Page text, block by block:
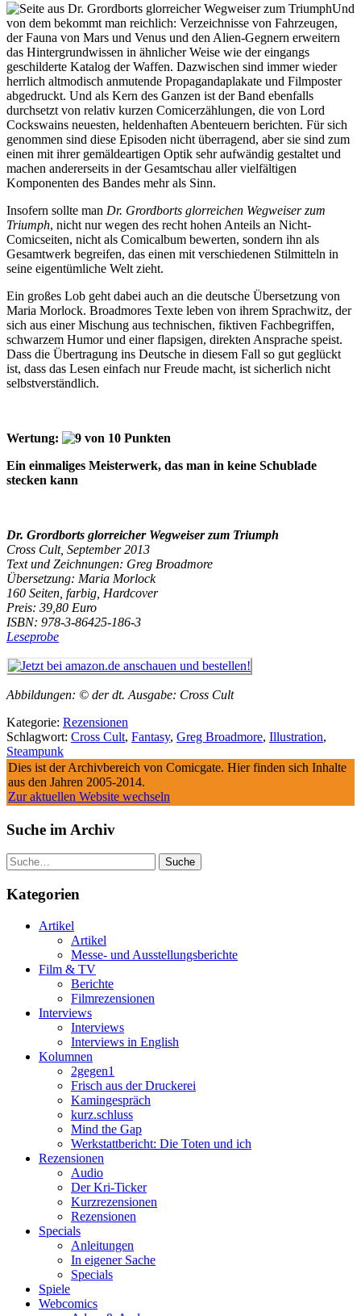
Und
von dem bekommt man reichlich: Verzeichnisse von Fahrzeugen,
der Fauna von Mars und Venus und den Alien-Gegnern erweitern
das Hintergrundwissen in ähnlicher Weise wie der eingangs
geschilderte Katalog der Waffen. Dazwischen sind immer wieder
herrlich altmodisch anmutende Propagandaplakate und Filmposter
abgedruckt. Und als Kern des Ganzen ist der Band ebenfalls
durchsetzt von relativ kurzen Comicerzählungen, die von Lord
Cockswains neuesten, heldenhaften Abenteuern berichten. Für sich
genommen sind diese Episoden nicht überragend, aber sie sind zum
einen mit ihrer gemäldeartigen Optik sehr aufwändig gestaltet und
machen andererseits in der Gesamtschau aller vielfältigen
Komponenten des Bandes mehr als Sinn.
Insofern sollte man Dr. Grordborts glorreichen Wegweiser zum
Triumph, nicht nur wegen des recht hohen Anteils an Nicht-
Comicseiten, nicht als Comicalbum bewerten, sondern ihn als
Gesamtwerk begreifen, das einen mit verschiedenen Stilmitteln in
seine eigentümliche Welt zieht.
Ein großes Lob geht dabei auch an die deutsche Übersetzung von
Maria Morlock. Broadmores Texte leben von ihrem Sprachwitz, der
sich aus einer Mischung aus technischen, fiktiven Fachbegriffen,
schwarzem Humor und einer flapsigen, direkten Ansprache speist.
Dass die Übertragung ins Deutsche in diesem Fall so gut geglückt
ist, dass das Lesen einfach nur Freude macht, ist sicherlich nicht
selbstverständlich.
Wertung:
Ein einmaliges Meisterwerk, das man in keine Schublade
stecken kann
Dr. Grordborts glorreicher Wegweiser zum Triumph
Cross Cult, September 2013
Text und Zeichnungen: Greg Broadmore
Übersetzung: Maria Morlock
160 Seiten, farbig, Hardcover
Preis: 39,80 Euro
ISBN: 978-3-86425-186-3
Leseprobe
Abbildungen: © der dt. Ausgabe: Cross Cult
Kategorie: Rezensionen
Schlagwort: Cross Cult, Fantasy, Greg Broadmore, Illustration,
Steampunk
Dies ist der Archivbereich von Comicgate. Hier finden sich Inhalte
aus den Jahren 2005-2014.
Zur aktuellen Website wechseln
Suche im Archiv
Suche
Kategorien
Artikel
Artikel
Messe- und Ausstellungsberichte
Film & TV
Berichte
Filmrezensionen
Interviews
Interviews
Interviews in English
Kolumnen
2gegen1
Frisch aus der Druckerei
Kamingespräch
kurz.schluss
Mind the Gap
Werkstattbericht: Die Toten und ich
Rezensionen
Audio
Der Kri-Ticker
Kurzrezensionen
Rezensionen
Specials
Anleitungen
In eigener Sache
Specials
Spiele
Webcomics